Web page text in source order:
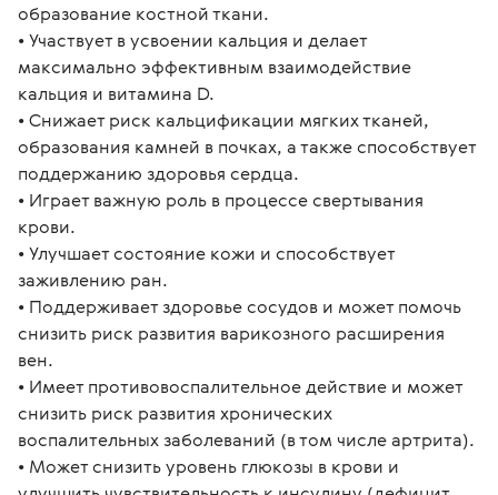
образование костной ткани.
• Участвует в усвоении кальция и делает
максимально эффективным взаимодействие
кальция и витамина D.
• Снижает риск кальцификации мягких тканей,
образования камней в почках, а также способствует
поддержанию здоровья сердца.
• Играет важную роль в процессе свертывания
крови.
• Улучшает состояние кожи и способствует
заживлению ран.
• Поддерживает здоровье сосудов и может помочь
снизить риск развития варикозного расширения
вен.
• Имеет противовоспалительное действие и может
снизить риск развития хронических
воспалительных заболеваний (в том числе артрита).
• Может снизить уровень глюкозы в крови и